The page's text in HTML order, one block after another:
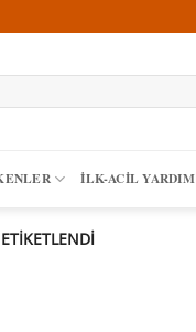
İLK-ACIL YARDIM